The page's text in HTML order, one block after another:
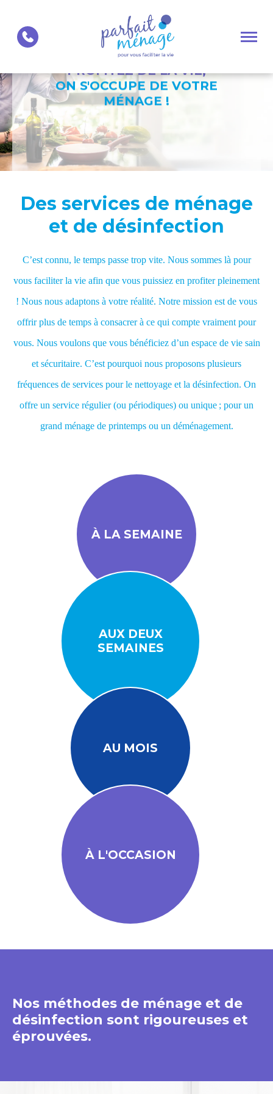
la
PROFITEZ DE LA VIE,
ON S'OCCUPE DE VOTRE
MÉNAGE !
Des services de ménage
et de désinfection
C’est connu, le temps passe trop vite. Nous sommes là pour
vous faciliter la vie afin que vous puissiez en profiter pleinement
! Nous nous adaptons à votre réalité. Notre mission est de vous
offrir plus de temps à consacrer à ce qui compte vraiment pour
vous. Nous voulons que vous bénéficiez d’un espace de vie sain
et sécuritaire. C’est pourquoi nous proposons plusieurs
fréquences de services pour le nettoyage et la désinfection. On
offre un service régulier (ou périodiques) ou unique ; pour un
grand ménage de printemps ou un déménagement.
À LA SEMAINE
AUX DEUX
SEMAINES
AU MOIS
À L'OCCASION
Nos méthodes de ménage et de
désinfection sont rigoureuses et
éprouvées.